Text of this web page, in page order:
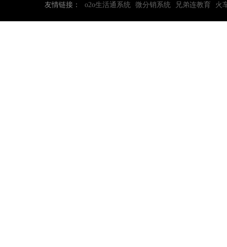
友情链接：
o2o生活通系统 微分销系统 兄弟连教育 火